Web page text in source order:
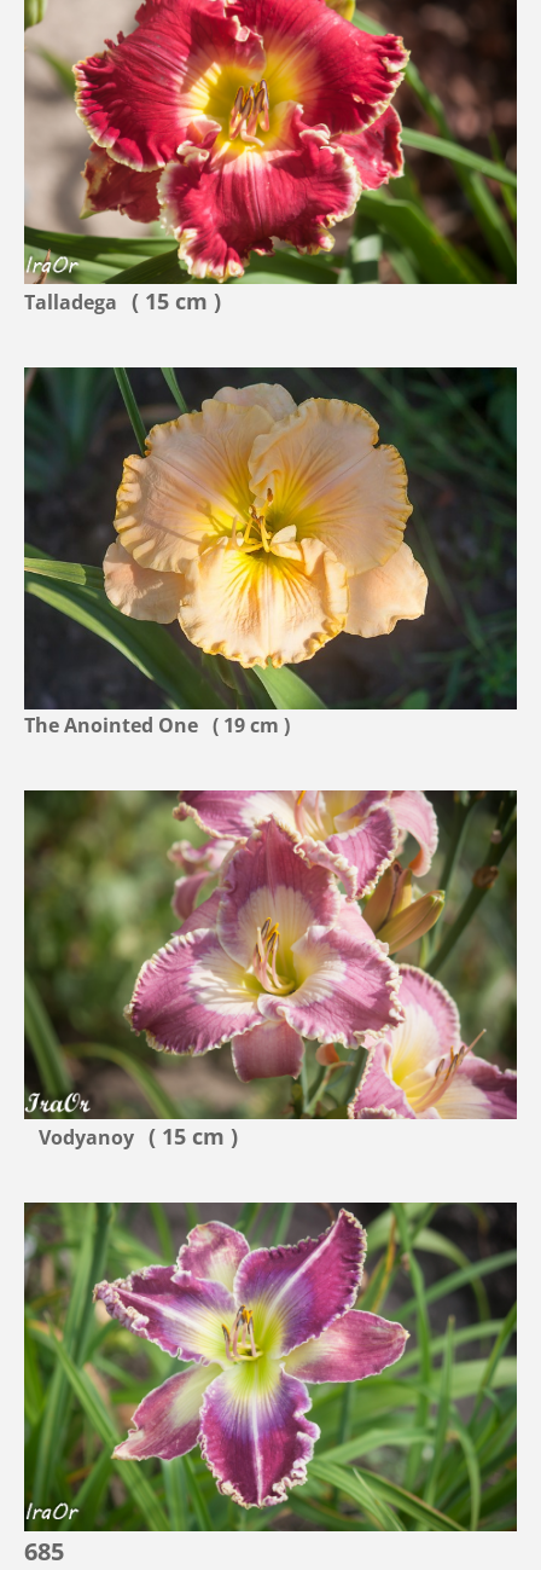
Talladega ( 15 cm )
The Anointed One ( 19 cm )
Vodyanoy ( 15 cm )
685